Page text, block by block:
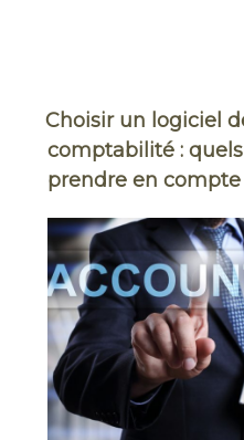
Choisir un logiciel
comptabilité :
prendre en compte